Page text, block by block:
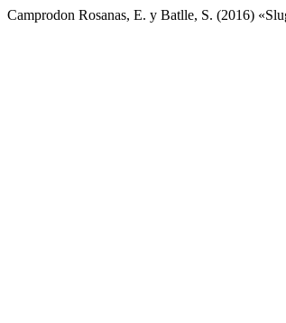
Camprodon Rosanas, E. y Batlle, S. (2016)